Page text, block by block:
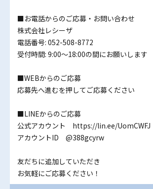
■お電話からのご応募・お問い合わせ
株式会社レシーザ
電話番号: 052-508-8772
受付時間: 9:00～18:00の間にお願いします
■WEBからのご応募
応募先へ進むを押してご応募ください
■LINEからのご応募
公式アカウント https://lin.ee/UomCWFJ
アカウントID @388gcyrw
友だちに追加していただき
お気軽にご応募ください！